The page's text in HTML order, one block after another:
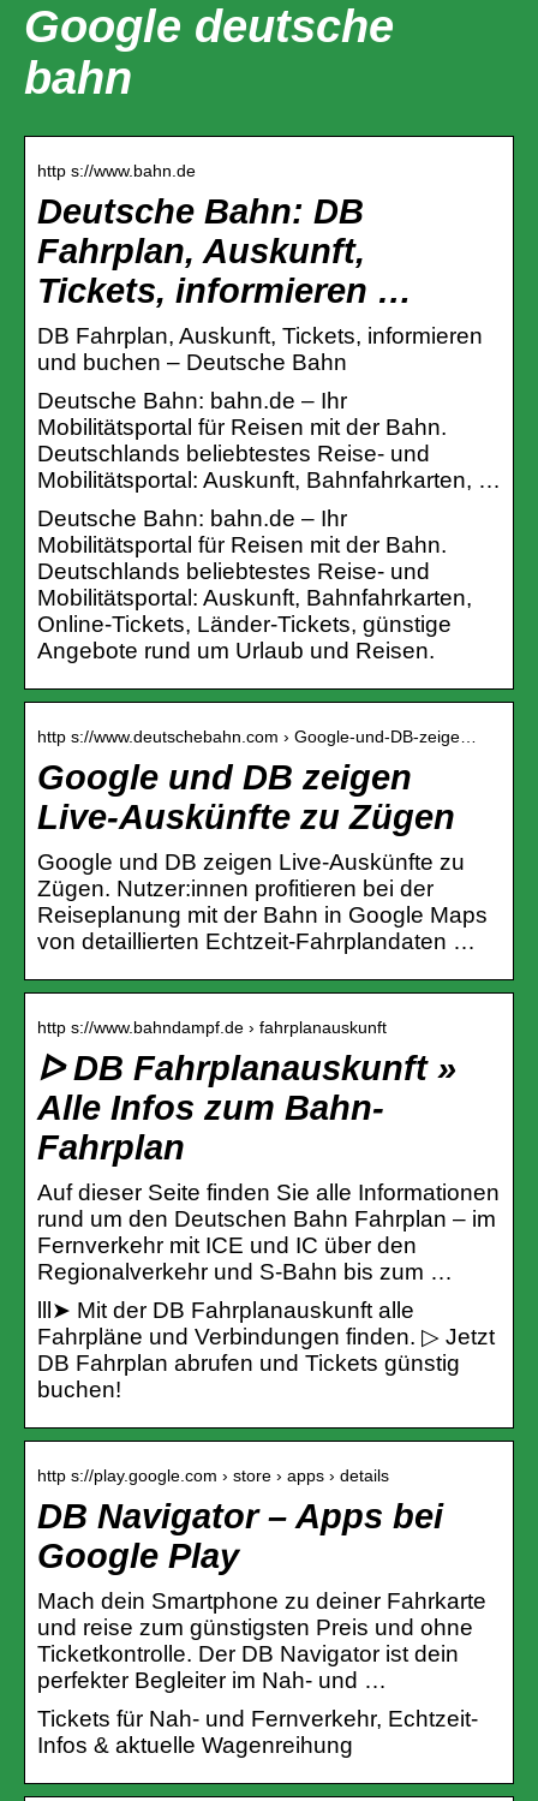
Google deutsche
bahn
http s://www.bahn.de
Deutsche Bahn: DB
Fahrplan, Auskunft,
Tickets, informieren …
DB Fahrplan, Auskunft, Tickets, informieren
und buchen – Deutsche Bahn
Deutsche Bahn: bahn.de – Ihr
Mobilitätsportal für Reisen mit der Bahn.
Deutschlands beliebtestes Reise- und
Mobilitätsportal: Auskunft, Bahnfahrkarten, …
Deutsche Bahn: bahn.de – Ihr
Mobilitätsportal für Reisen mit der Bahn.
Deutschlands beliebtestes Reise- und
Mobilitätsportal: Auskunft, Bahnfahrkarten,
Online-Tickets, Länder-Tickets, günstige
Angebote rund um Urlaub und Reisen.
http s://www.deutschebahn.com › Google-und-DB-zeige…
Google und DB zeigen
Live-Auskünfte zu Zügen
Google und DB zeigen Live-Auskünfte zu
Zügen. Nutzer:innen profitieren bei der
Reiseplanung mit der Bahn in Google Maps
von detaillierten Echtzeit-Fahrplandaten …
http s://www.bahndampf.de › fahrplanauskunft
ᐅ DB Fahrplanauskunft »
Alle Infos zum Bahn-
Fahrplan
Auf dieser Seite finden Sie alle Informationen
rund um den Deutschen Bahn Fahrplan – im
Fernverkehr mit ICE und IC über den
Regionalverkehr und S-Bahn bis zum …
lll➤ Mit der DB Fahrplanauskunft alle
Fahrpläne und Verbindungen finden. ▷ Jetzt
DB Fahrplan abrufen und Tickets günstig
buchen!
http s://play.google.com › store › apps › details
DB Navigator – Apps bei
Google Play
Mach dein Smartphone zu deiner Fahrkarte
und reise zum günstigsten Preis und ohne
Ticketkontrolle. Der DB Navigator ist dein
perfekter Begleiter im Nah- und …
Tickets für Nah- und Fernverkehr, Echtzeit-
Infos & aktuelle Wagenreihung